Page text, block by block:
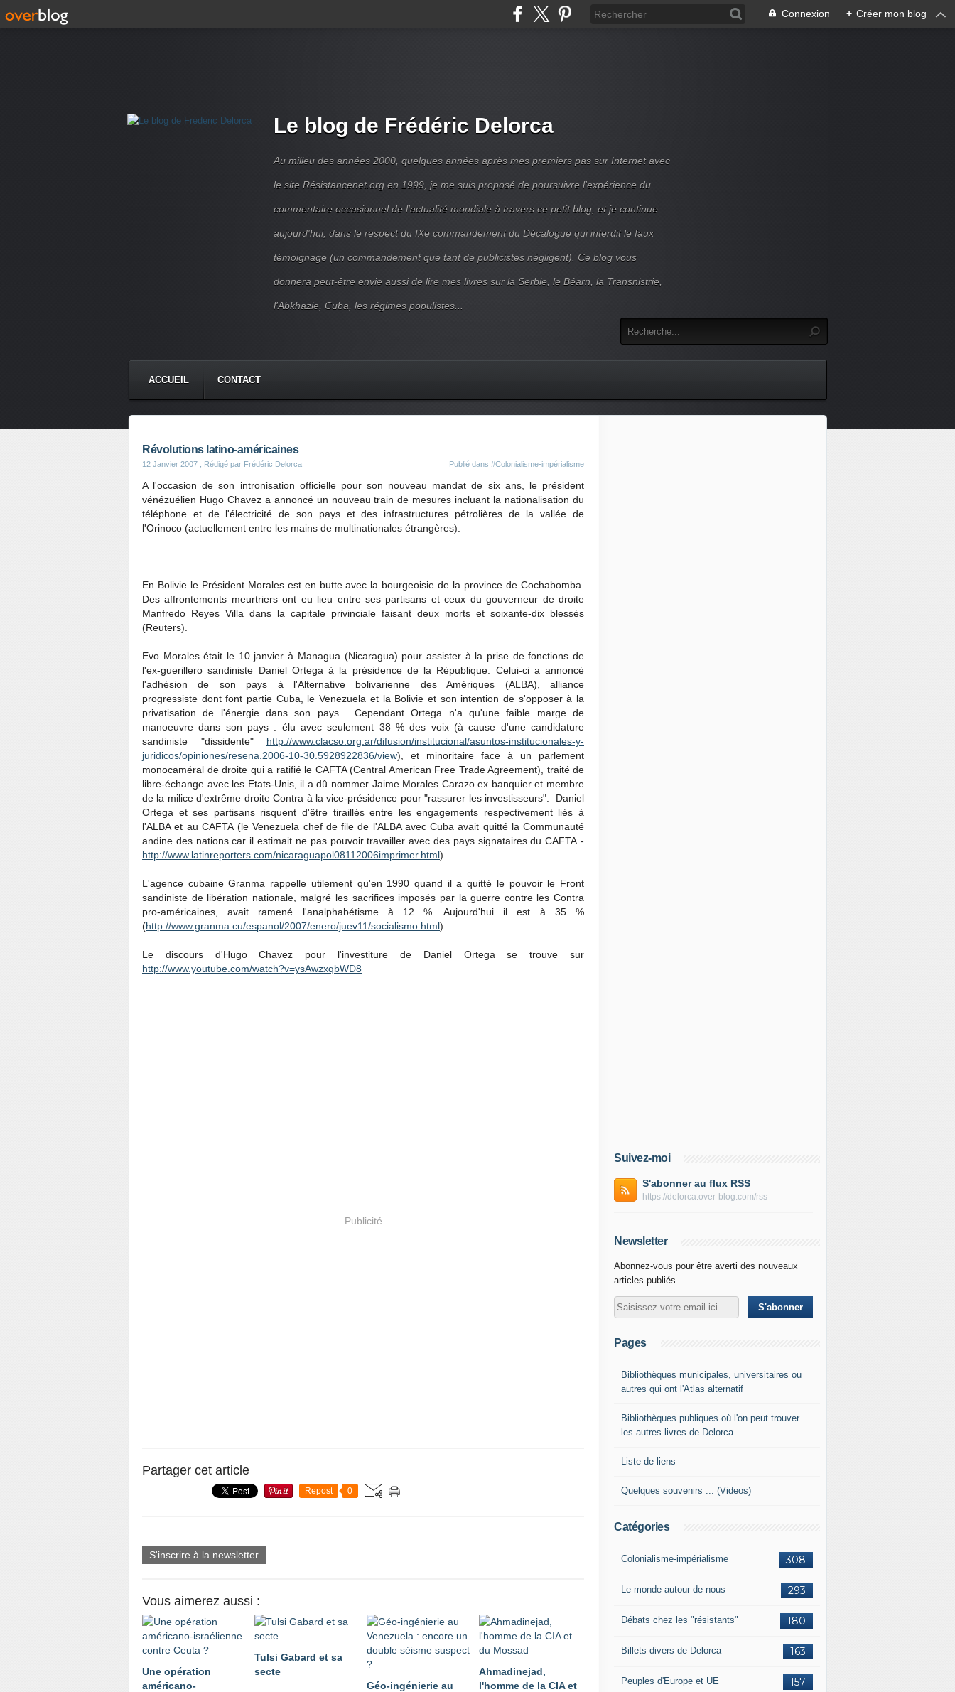
Connexion + Créer mon blog
Le blog de Frédéric Delorca
Au milieu des années 2000, quelques années après mes premiers pas sur Internet avec
le site Résistancenet.org en 1999, je me suis proposé de poursuivre l'expérience du
commentaire occasionnel de l'actualité mondiale à travers ce petit blog, et je continue
aujourd'hui, dans le respect du IXe commandement du Décalogue qui interdit le faux
témoignage (un commandement que tant de publicistes négligent). Ce blog vous
donnera peut-être envie aussi de lire mes livres sur la Serbie, le Béarn, la Transnistrie,
l'Abkhazie, Cuba, les régimes populistes...
ACCUEIL CONTACT
Révolutions latino-américaines
12 Janvier 2007 , Rédigé par Frédéric Delorca Publié dans #Colonialisme-impérialisme
A l'occasion de son intronisation officielle pour son nouveau mandat de six ans, le président
vénézuélien Hugo Chavez a annoncé un nouveau train de mesures incluant la nationalisation du
téléphone et de l'électricité de son pays et des infrastructures pétrolières de la vallée de
l'Orinoco (actuellement entre les mains de multinationales étrangères).
En Bolivie le Président Morales est en butte avec la bourgeoisie de la province de Cochabomba.
Des affrontements meurtriers ont eu lieu entre ses partisans et ceux du gouverneur de droite
Manfredo Reyes Villa dans la capitale privinciale faisant deux morts et soixante-dix blessés
(Reuters).
Evo Morales était le 10 janvier à Managua (Nicaragua) pour assister à la prise de fonctions de
l'ex-guerillero sandiniste Daniel Ortega à la présidence de la République. Celui-ci a annoncé
l'adhésion de son pays à l'Alternative bolivarienne des Amériques (ALBA), alliance
progressiste dont font partie Cuba, le Venezuela et la Bolivie et son intention de s'opposer à la
privatisation de l'énergie dans son pays. Cependant Ortega n'a qu'une faible marge de
manoeuvre dans son pays : élu avec seulement 38 % des voix (à cause d'une candidature
sandiniste "dissidente" http://www.clacso.org.ar/difusion/institucional/asuntos-institucionales-y-
juridicos/opiniones/resena.2006-10-30.5928922836/view), et minoritaire face à un parlement
monocaméral de droite qui a ratifié le CAFTA (Central American Free Trade Agreement), traité de
libre-échange avec les Etats-Unis, il a dû nommer Jaime Morales Carazo ex banquier et membre
de la milice d'extrême droite Contra à la vice-présidence pour "rassurer les investisseurs". Daniel
Ortega et ses partisans risquent d'être tiraillés entre les engagements respectivement liés à
l'ALBA et au CAFTA (le Venezuela chef de file de l'ALBA avec Cuba avait quitté la Communauté
andine des nations car il estimait ne pas pouvoir travailler avec des pays signataires du CAFTA -
http://www.latinreporters.com/nicaraguapol08112006imprimer.html).
L'agence cubaine Granma rappelle utilement qu'en 1990 quand il a quitté le pouvoir le Front
sandiniste de libération nationale, malgré les sacrifices imposés par la guerre contre les Contra
pro-américaines, avait ramené l'analphabétisme à 12 %. Aujourd'hui il est à 35 %
(http://www.granma.cu/espanol/2007/enero/juev11/socialismo.html).
Le discours d'Hugo Chavez pour l'investiture de Daniel Ortega se trouve sur
http://www.youtube.com/watch?v=ysAwzxqbWD8
Publicité
Partager cet article
Repost 0
S'inscrire à la newsletter
Vous aimerez aussi :
Une opération
américano-
Tulsi Gabard et sa
secte
Géo-ingénierie au
Ahmadinejad,
l'homme de la CIA et
Suivez-moi
S'abonner au flux RSS
https://delorca.over-blog.com/rss
Newsletter
Abonnez-vous pour être averti des nouveaux
articles publiés.
Pages
Bibliothèques municipales, universitaires ou
autres qui ont l'Atlas alternatif
Bibliothèques publiques où l'on peut trouver
les autres livres de Delorca
Liste de liens
Quelques souvenirs ... (Videos)
Catégories
308
Colonialisme-impérialisme
293
Le monde autour de nous
180
Débats chez les "résistants"
163
Billets divers de Delorca
157
Peuples d'Europe et UE